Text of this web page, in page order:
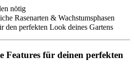
nötig
Rasenarten & Wachstumsphasen
den perfekten Look deines Gartens
Features für deinen perfekten